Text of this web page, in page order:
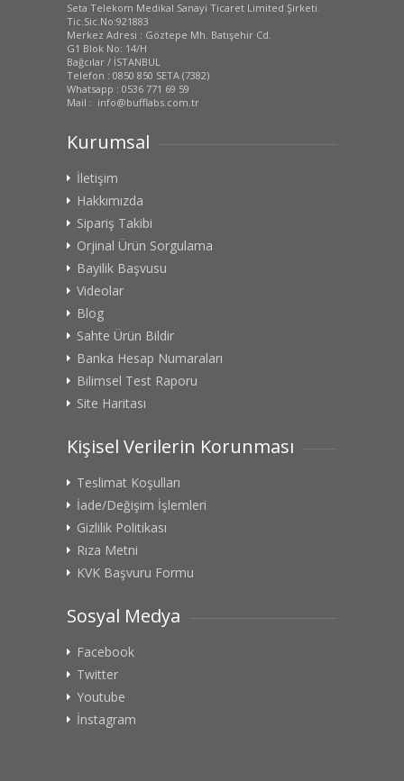
Seta Telekom Medikal Sanayi Ticaret Limited Şirketi.
Tic.Sic.No:921883
Merkez Adresi : Göztepe Mh. Batışehir Cd.
G1 Blok No: 14/H
Bağcılar / İSTANBUL
Telefon : 0850 850 SETA (7382)
Whatsapp : 0536 771 69 59
Mail : info@bufflabs.com.tr
Kurumsal
İletişim
Hakkımızda
Sipariş Takibi
Orjinal Ürün Sorgulama
Bayilik Başvusu
Videolar
Blog
Sahte Ürün Bildir
Banka Hesap Numaraları
Bilimsel Test Raporu
Site Haritası
Kişisel Verilerin Korunması
Teslimat Koşulları
İade/Değişim İşlemleri
Gizlilik Politikası
Rıza Metni
KVK Başvuru Formu
Sosyal Medya
Facebook
Twitter
Youtube
İnstagram